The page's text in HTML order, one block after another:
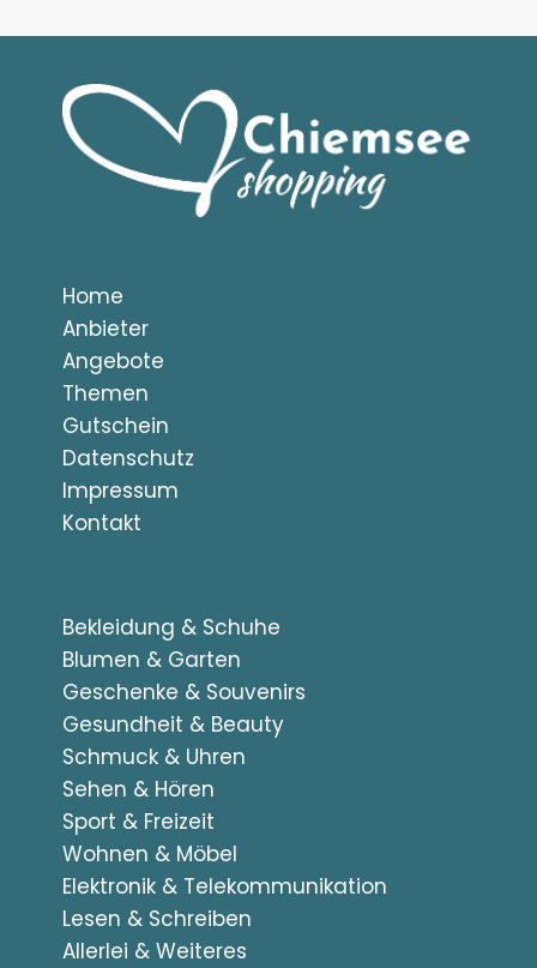
Home
Anbieter
Angebote
Themen
Gutschein
Datenschutz
Impressum
Kontakt
Bekleidung & Schuhe
Blumen & Garten
Geschenke & Souvenirs
Gesundheit & Beauty
Schmuck & Uhren
Sehen & Hören
Sport & Freizeit
Wohnen & Möbel
Elektronik & Telekommunikation
Lesen & Schreiben
Allerlei & Weiteres